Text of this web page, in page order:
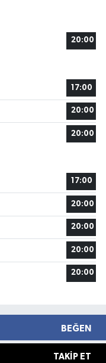
20:00
17:00
20:00
20:00
17:00
20:00
20:00
20:00
20:00
BEĞEN
TAKIP ET